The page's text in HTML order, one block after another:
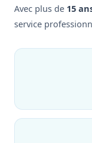
Avec plus de 15
service